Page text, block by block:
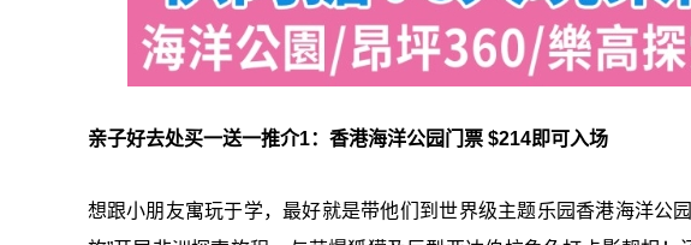
亲子好去处买一送一推介1：香港海洋公园门票 $214即可入场
想跟小朋友寓玩于学，最好就是带他们到世界级主题乐园香港海洋公